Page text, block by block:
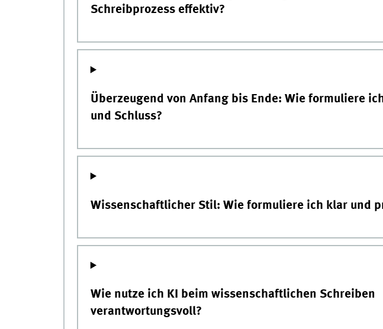
Schreibprozess effektiv?
Überzeugend von Anfang bis Ende: Wie formuliere
und Schluss?
Wissenschaftlicher Stil: Wie formuliere ich klar und
Wie nutze ich KI beim wissenschaftlichen Schreiben
verantwortungsvoll?